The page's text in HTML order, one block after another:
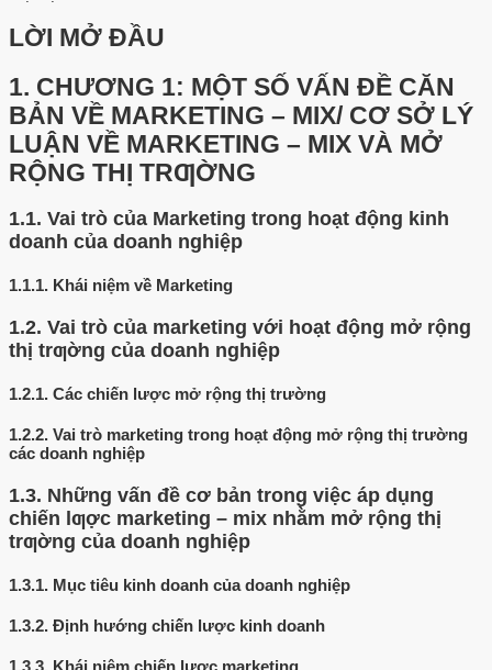
LỜI MỞ ĐẦU
1. CHƯƠNG 1: MỘT SỐ VẤN ĐỀ CĂN
BẢN VỀ MARKETING – MIX/ CƠ SỞ LÝ
LUẬN VỀ MARKETING – MIX VÀ MỞ
RỘNG THỊ TRƢỜNG
1.1. Vai trò của Marketing trong hoạt động kinh
doanh của doanh nghiệp
1.1.1. Khái niệm về Marketing
1.2. Vai trò của marketing với hoạt động mở rộng
thị trƣờng của doanh nghiệp
1.2.1. Các chiến lược mở rộng thị trường
1.2.2. Vai trò marketing trong hoạt động mở rộng thị trường
các doanh nghiệp
1.3. Những vấn đề cơ bản trong việc áp dụng
chiến lƣợc marketing – mix nhằm mở rộng thị
trƣờng của doanh nghiệp
1.3.1. Mục tiêu kinh doanh của doanh nghiệp
1.3.2. Định hướng chiến lược kinh doanh
1.3.3. Khái niệm chiến lược marketing